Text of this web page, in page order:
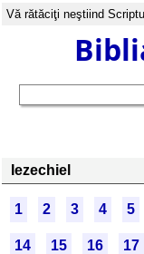
Vă rătăciţi neştiind
Iezechiel
1 2 3 4 5
14 15 16 17